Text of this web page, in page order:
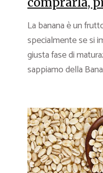
La banana è un
specialmente se si
giusta fase di
sappiamo della